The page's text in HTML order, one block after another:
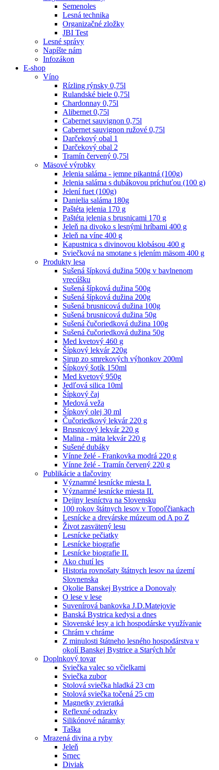
Semenoles
Lesná technika
Organizačné zložky
JBI Test
Lesné správy
Napíšte nám
Infozákon
E-shop
Víno
Rízling rýnsky 0,75l
Rulandské biele 0,75l
Chardonnay 0,75l
Alibernet 0,75l
Cabernet sauvignon 0,75l
Cabernet sauvignon ružové 0,75l
Darčekový obal 1
Darčekový obal 2
Tramín červený 0,75l
Mäsové výrobky
Jelenia saláma - jemne pikantná (100g)
Jelenia saláma s dubákovou príchuťou (100 g)
Jelení fuet (100g)
Danielia saláma 180g
Paštéta jelenia 170 g
Paštéta jelenia s brusnicami 170 g
Jeleň na divoko s lesnými hríbami 400 g
Jeleň na víne 400 g
Kapustnica s divinovou klobásou 400 g
Sviečková na smotane s jelením mäsom 400 g
Produkty lesa
Sušená šípková dužina 500g v bavlnenom
vrecúšku
Sušená šípková dužina 500g
Sušená šípková dužina 200g
Sušená brusnicová dužina 100g
Sušená brusnicová dužina 50g
Sušená čučoriedková dužina 100g
Sušená čučoriedková dužina 50g
Med kvetový 460 g
Šípkový lekvár 220g
Sirup zo smrekových výhonkov 200ml
Šípkový šotík 150ml
Med kvetový 950g
Jedľová silica 10ml
Šípkový čaj
Medová veža
Šípkový olej 30 ml
Čučoriedkový lekvár 220 g
Brusnicový lekvár 220 g
Malina - mäta lekvár 220 g
Sušené dubáky
Vínne želé - Frankovka modrá 220 g
Vínne želé - Tramín červený 220 g
Publikácie a tlačoviny
Významné lesnícke miesta I.
Významné lesnícke miesta II.
Dejiny lesníctva na Slovensku
100 rokov štátnych lesov v Topoľčiankach
Lesnícke a drevárske múzeum od A po Z
Život zasvätený lesu
Lesnícke pečiatky
Lesnícke biografie
Lesnícke biografie II.
Ako chutí les
Historia rovnošaty štátnych lesov na území
Slovnenska
Okolie Banskej Bystrice a Donovaly
O lese v lese
Suvenírová bankovka J.D.Matejovie
Banská Bystrica kedysi a dnes
Slovenské lesy a ich hospodárske využívanie
Chrám v chráme
Z minulosti štátneho lesného hospodárstva v
okolí Banskej Bystrice a Starých hôr
Doplnkový tovar
Sviečka valec so včielkami
Sviečka zubor
Stolová sviečka hladká 23 cm
Stolová sviečka točená 25 cm
Magnetky zvieratká
Reflexné odrazky
Silikónové náramky
Taška
Mrazená divina a ryby
Jeleň
Srnec
Diviak